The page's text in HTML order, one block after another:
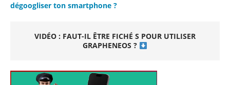
dégoogliser ton smartphone ?
VIDÉO : FAUT-IL ÊTRE FICHÉ S POUR UTILISER
GRAPHENEOS ?